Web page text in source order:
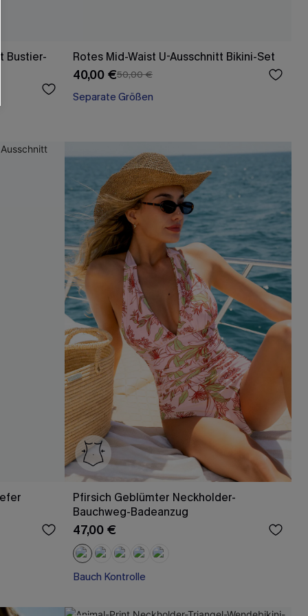
Bustier- Rotes Mid-Waist U-Ausschnitt Bikini-Set
40,00 €50,00 €
Separate Größen
Pfirsich Geblümter Neckholder-
Bauchweg-Badeanzug
47,00 €
Bauch Kontrolle